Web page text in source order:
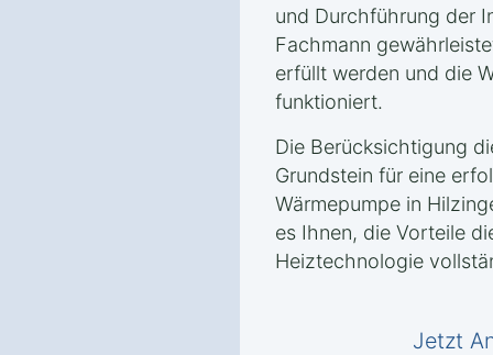
und Durchführung der
Fachmann
erfüllt werden und die
funktioniert.
Die Berücksichtigung
Grundstein für eine
Wärmepumpe in
es Ihnen, die Vorteile
Heiztechnologie
Jetzt